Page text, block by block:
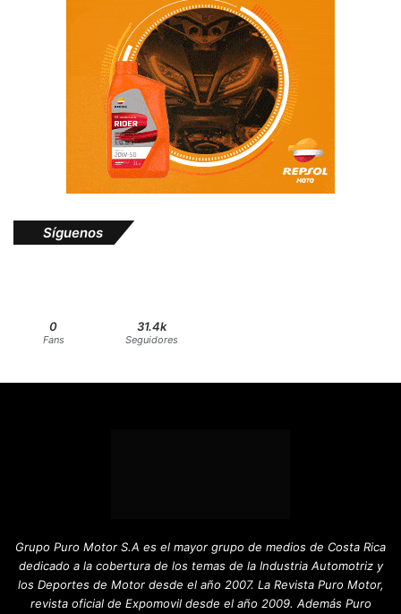
Síguenos
0
Fans
31.4k
Seguidores
Grupo Puro Motor S.A es el mayor grupo de medios de Costa Rica
dedicado a la cobertura de los temas de la Industria Automotriz y
los Deportes de Motor desde el año 2007. La Revista Puro Motor,
revista oficial de Expomovil desde el año 2009. Además Puro